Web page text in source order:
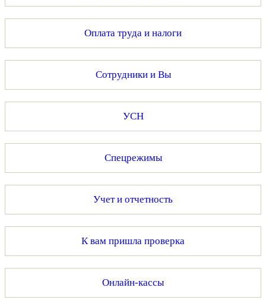
Оплата труда и налоги
Сотрудники и Вы
УСН
Спецрежимы
Учет и отчетность
К вам пришла проверка
Онлайн-кассы